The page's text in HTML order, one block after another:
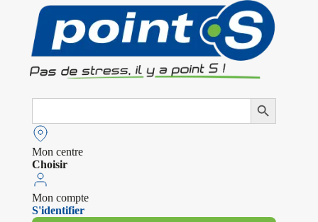
Search
Search Button
Mon centre
Choisir
Mon compte
S'identifier